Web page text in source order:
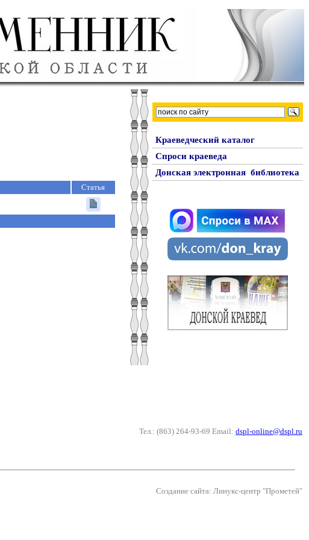
Статья
Краеведческий каталог
Спроси краеведа
Донская электронная библиотека
Тел.: (863) 264-93-69 Email: dspl-online@dspl.ru
Создание сайта: Линукс-центр "Прометей"